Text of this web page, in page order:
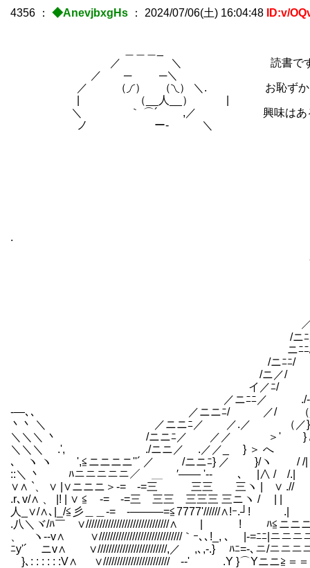
4356 ： ◆AnevjbxgHs ： 2024/07/06(土) 16:04:48 ID:v/
／ ＼ 読書ですか
／ ─ ─＼
／ （◞◜） （◝◟） ＼. お恥ずかしながら
| （__人__） |
＼ ｀ ⌒´ ,／ 興味はあるのですが
ノ ー‐ ＼
. / ′
′ _斗ヒ | | `丶
／ﾆ.!∧､.ｖッ つr'夕 / .ﾊニニ!/
/ニﾆ从∧::::: ､ ｀ｰ
ニﾆﾆ/ﾉ|/人 _
/ニﾆﾆ/ ./:i:丶 ｀
/ニ／/ /:i:i:i:i:i:i:丶
イ／ﾆ/ /:i:i:i:i:i:i:i:人`Y
／ニﾆﾆ／ ./-‐､{_`Yｰ
-―､､ ／ニニﾆ/ ／/ （
丶丶 ＼ ／ニニﾆ／ ／.／ （／
＼＼＼ 丶 /ニニﾆ／ ／／ ＞'
＼＼＼ .', ./ニニ／ .／／_ } ＞ へ
､ ヽ ヽ ',≦ニニニニ''´ ／ /ニニﾆ} ／
::＼ 丶 ﾊニニニニニ／ ＿ ′―― '‐- ､ |∧ /
∨∧ `、 ∨ |∨ニニニ＞-= -=三 三三 三ヽ | ∨
.r､v/∧ 、 |! | ∨ ≦ -= -=三 三三 三三三 三ニヽ / | |
人_∨/∧､|_/≦彡＿＿-= -―――=≦7777'//////∧!ｰ.┘! .| ゝニ
.八＼ヾ/ﾊ￣ ∨//////////////////////////////∧ | ! ﾊ≦ニニニ
、 ヽ‐‐v∧ ∨//////////////////////////////｀ｰ､､!_, ､ |-=ﾆﾆ|ニニニ
ﾆy'´ ゝニv∧ ∨/////////////////////////,／ ,､,-.} ﾊﾆ=-､ニ/ニニニ
ゝ}､: : : : : :V∧ ∨////////////////////////ゝ-‐' .Y }⌒Yニニ≧＝＝